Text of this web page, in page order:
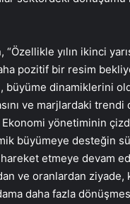
yılın ikinci
pozitif bir resim
büyüme dinamiklerini
ve marjlardaki
yönetiminin
büyümeye desteğin
etmeye devam
ve oranlardan
daha fazla